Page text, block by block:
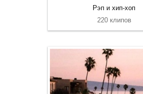
Рэп и хип-хоп
220 клипов